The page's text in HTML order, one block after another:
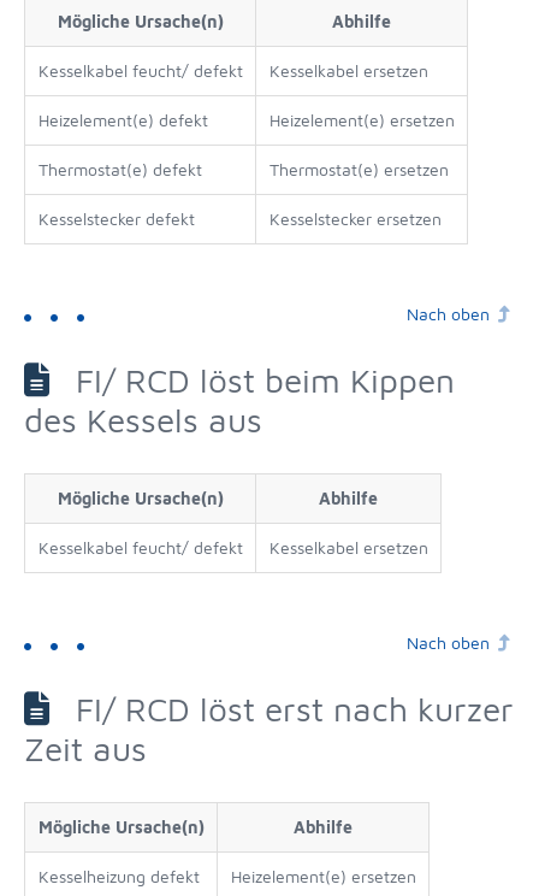
Mögliche Ursache(n) Abhilfe
Kesselkabel feucht/ defekt Kesselkabel ersetzen
Heizelement(e) defekt Heizelement(e) ersetzen
Thermostat(e) defekt Thermostat(e) ersetzen
Kesselstecker defekt Kesselstecker ersetzen
Nach oben
FI/ RCD löst beim Kippen
des Kessels aus
Mögliche Ursache(n) Abhilfe
Kesselkabel feucht/ defekt Kesselkabel ersetzen
Nach oben
FI/ RCD löst erst nach kurzer
Zeit aus
Mögliche Ursache(n) Abhilfe
Kesselheizung defekt Heizelement(e) ersetzen